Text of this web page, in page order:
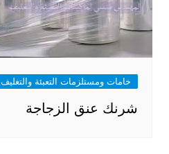
خامات ومستلزمات التعبئة والتغليف
شرنك عنق الزجاجة